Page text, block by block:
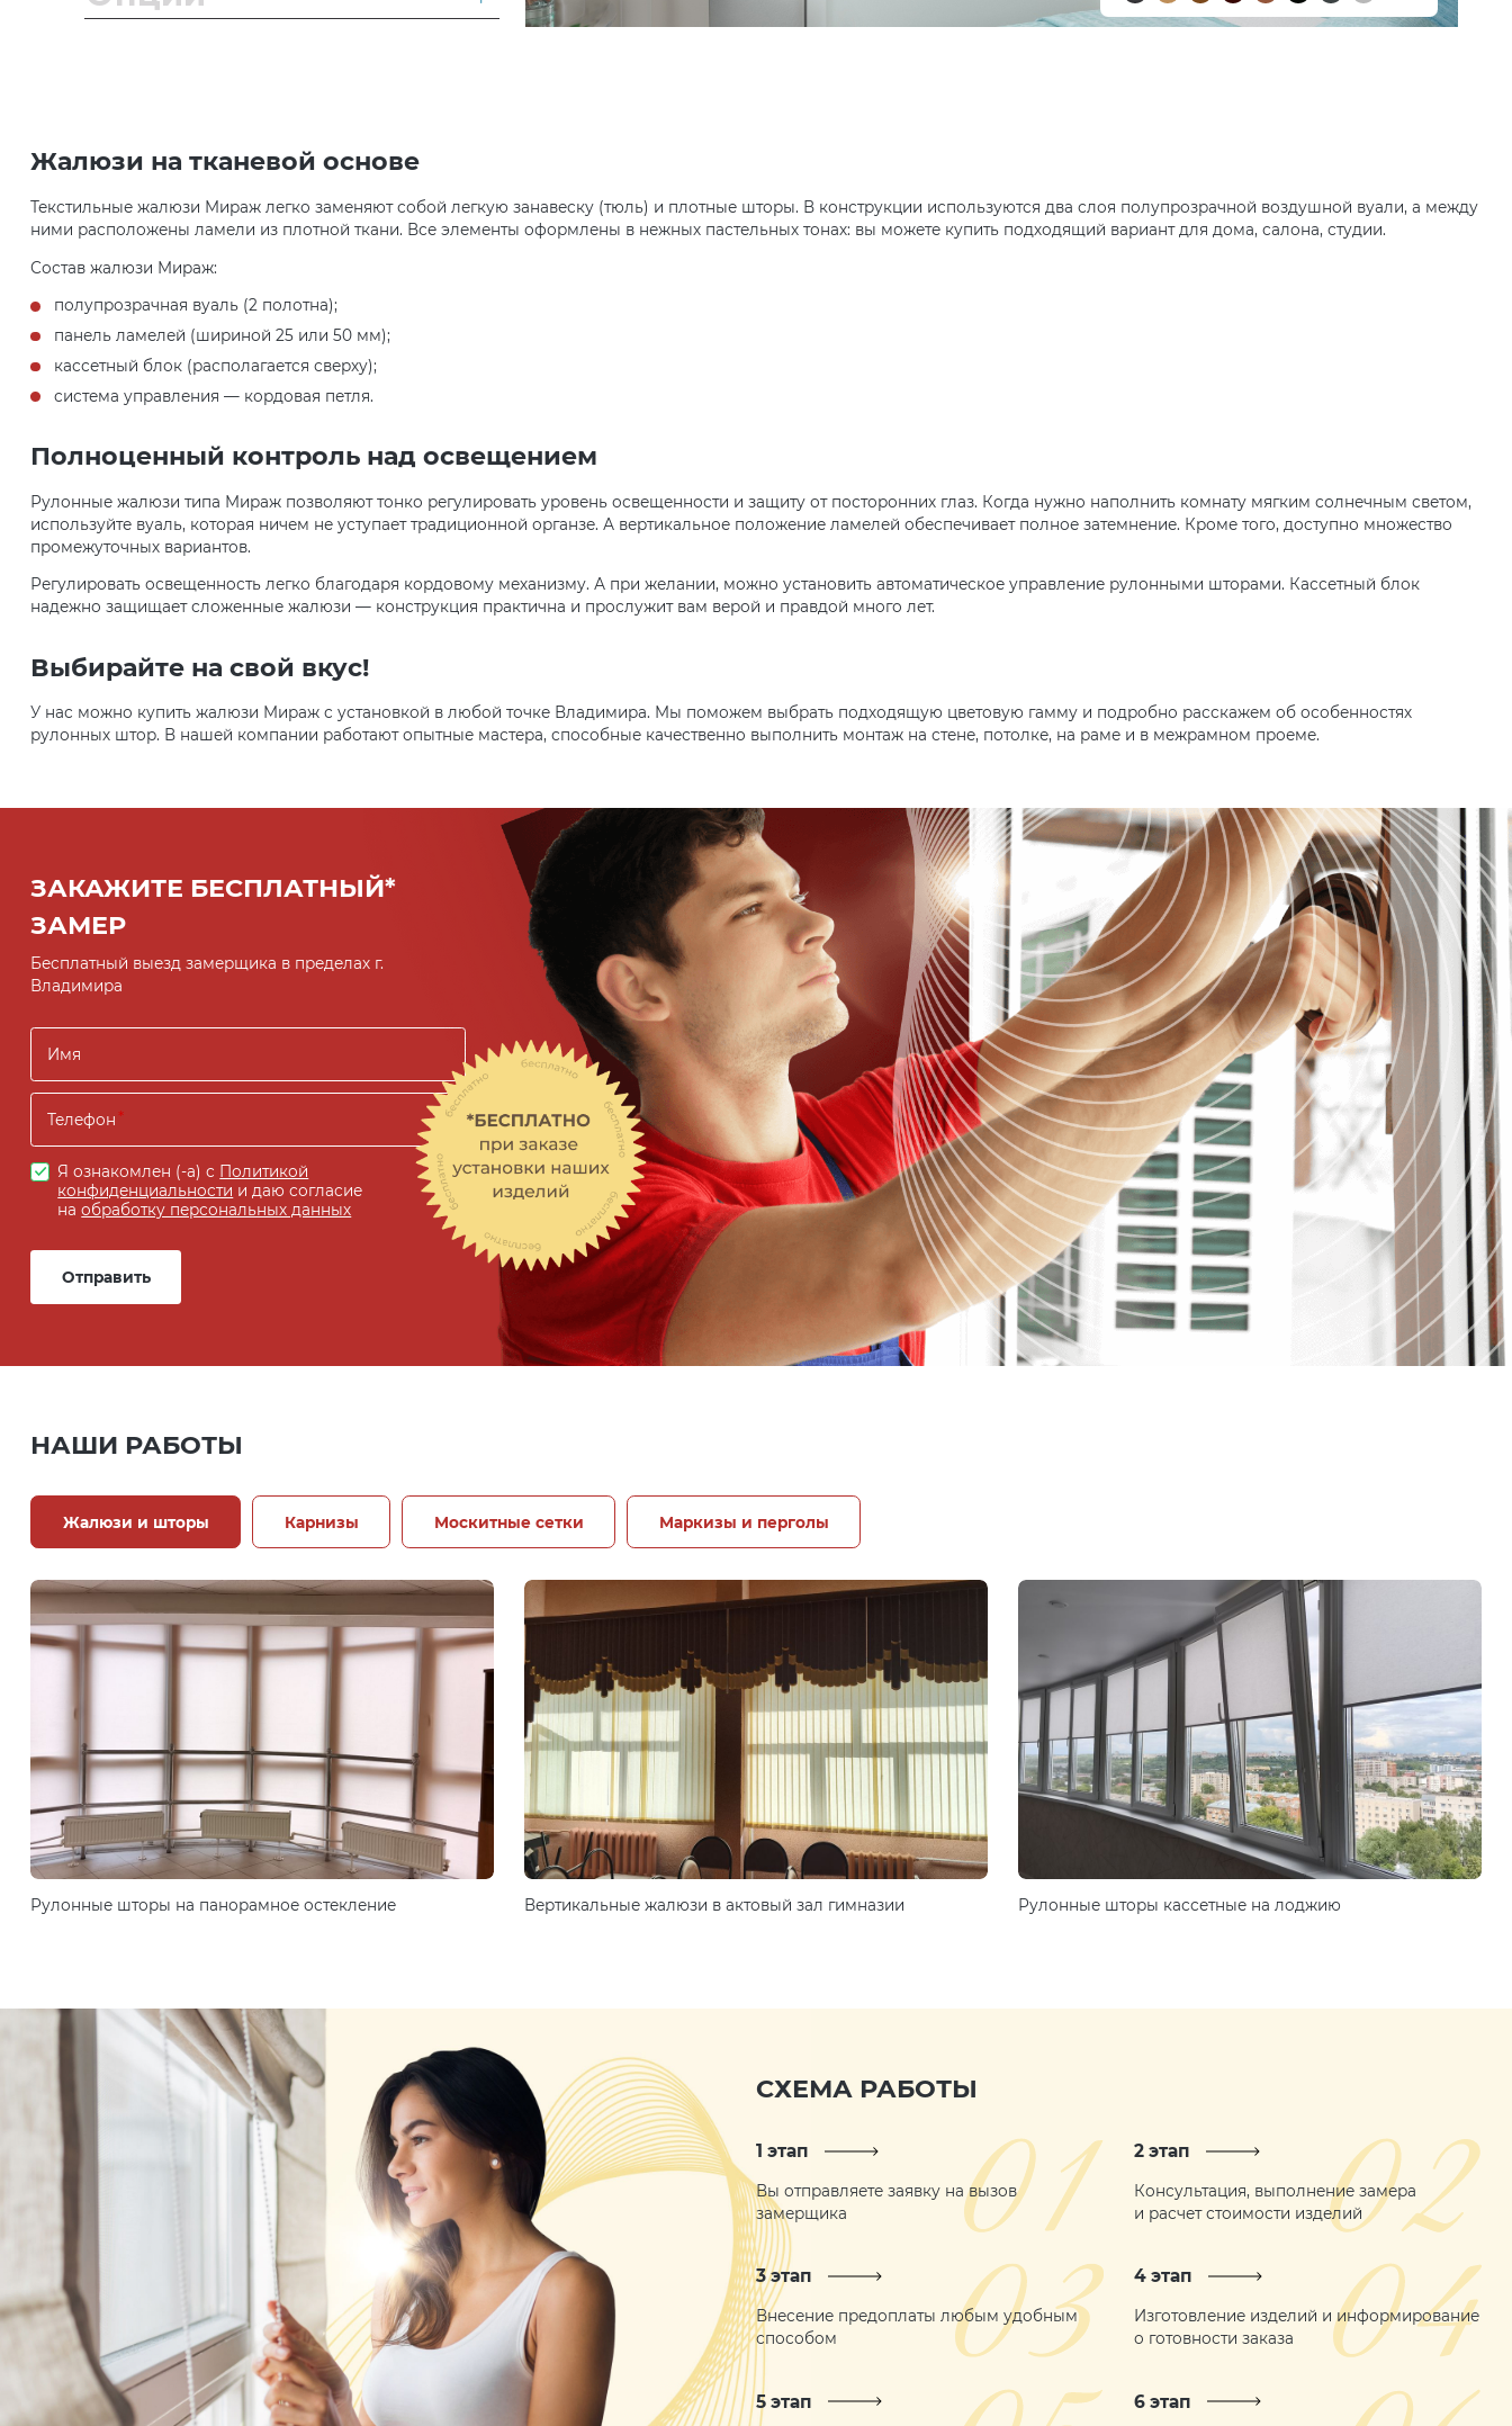
Жалюзи на тканевой основе
Текстильные жалюзи Мираж легко заменяют собой легкую занавеску (тюль) и плотные шторы. В конструкции используются два слоя полупрозрачной воздушной вуали, а между
ними расположены ламели из плотной ткани. Все элементы оформлены в нежных пастельных тонах: вы можете купить подходящий вариант для дома, салона, студии.
Состав жалюзи Мираж:
полупрозрачная вуаль (2 полотна);
панель ламелей (шириной 25 или 50 мм);
кассетный блок (располагается сверху);
система управления — кордовая петля.
Полноценный контроль над освещением
Рулонные жалюзи типа Мираж позволяют тонко регулировать уровень освещенности и защиту от посторонних глаз. Когда нужно наполнить комнату мягким солнечным светом,
используйте вуаль, которая ничем не уступает традиционной органзе. А вертикальное положение ламелей обеспечивает полное затемнение. Кроме того, доступно множество
промежуточных вариантов.
Регулировать освещенность легко благодаря кордовому механизму. А при желании, можно установить автоматическое управление рулонными шторами. Кассетный блок
надежно защищает сложенные жалюзи — конструкция практична и прослужит вам верой и правдой много лет.
Выбирайте на свой вкус!
У нас можно купить жалюзи Мираж с установкой в любой точке Владимира. Мы поможем выбрать подходящую цветовую гамму и подробно расскажем об особенностях
рулонных штор. В нашей компании работают опытные мастера, способные качественно выполнить монтаж на стене, потолке, на раме и в межрамном проеме.
ЗАКАЖИТЕ БЕСПЛАТНЫЙ*
ЗАМЕР
Бесплатный выезд замерщика в пределах г.
Владимира
Имя
Телефон
Я ознакомлен (-а) с Политикой
конфиденциальности и даю согласие
наобработку персональных данных
Отправить
НАШИ РАБОТЫ
Жалюзи и шторы Карнизы Москитные сетки Маркизы и перголы
Рулонные шторы на панорамное остекление Вертикальные жалюзи в актовый зал гимназии Рулонные шторы кассетные на лоджию
СХЕМА РАБОТЫ
1 этап
Вы отправляете заявку на вызов
замерщика
2 этап
Консультация, выполнение замера
и расчет стоимости изделий
3 этап
Внесение предоплаты любым удобным
способом
4 этап
Изготовление изделий и информирование
о готовности заказа
5 этап 6 этап